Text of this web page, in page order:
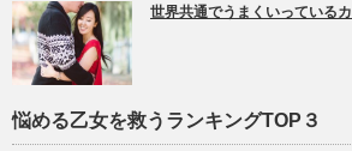
世界共通でうまくいってい
悩める乙女を救うランキングTOP３